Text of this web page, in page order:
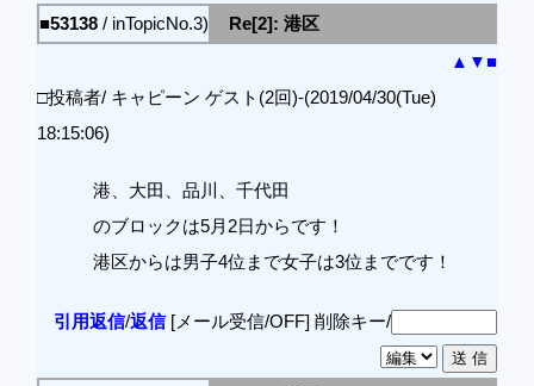
■53138 / inTopicNo.3)
Re[2]: 港区
▲ ▼■
□投稿者/ キャピーン ゲスト(2回)-(2019/04/30(Tue)
18:15:06)
港、大田、品川、千代田
のブロックは5月2日からです！
港区からは男子4位まで女子は3位までです！
引用返信/返信[メール受信/OFF] 削除キー/